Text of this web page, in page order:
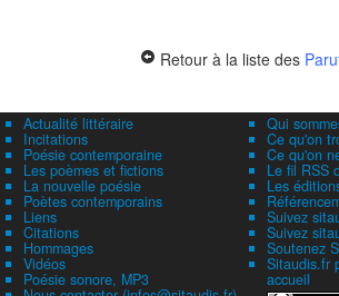
Retour à la liste des
Actualité littéraire
Incitations
Poésie contemporaine
Les poèmes et fictions
La nouvelle poésie
Poètes contemporains
Liens
Citations
Hommages
Vidéos
Poésie sonore, MP3
Qui
Ce qu'on
Ce qu'on
Le fil RSS
Les
Suivez
Suivez
Soutenez
Sitaudis.fr
accueil